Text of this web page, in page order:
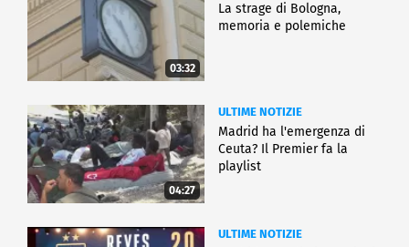
03:32
La strage di Bologna,
memoria e polemiche
04:27
ULTIME NOTIZIE
Madrid ha l'emergenza di
Ceuta? Il Premier fa la
playlist
ULTIME NOTIZIE